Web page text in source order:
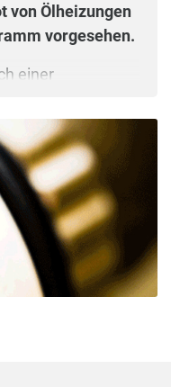
von Ölheizungen
vorgesehen.
einer
auch ohne
werden.
Öl-
neu
mit
also